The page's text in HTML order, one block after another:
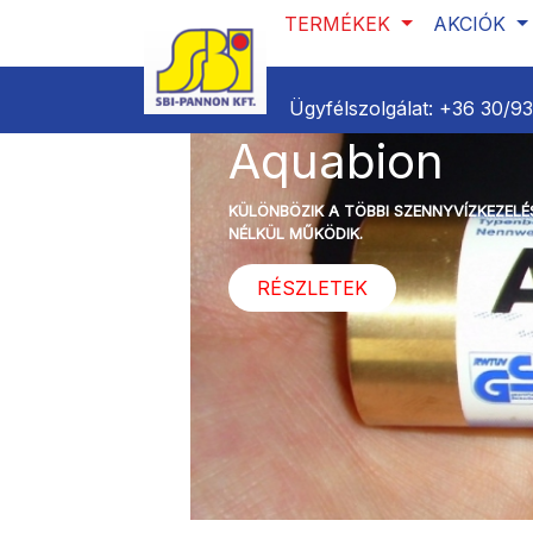
TERMÉKEK AKCIÓK
Ügyfélszolgálat: +36 30/
Aquabion
KÜLÖNBÖZIK A TÖBBI
NÉLKÜL MŰKÖDIK.
RÉSZLETEK